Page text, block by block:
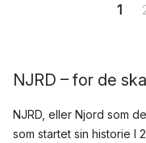
1
NJRD – for de
NJRD, eller Njord som
som startet sin historie I